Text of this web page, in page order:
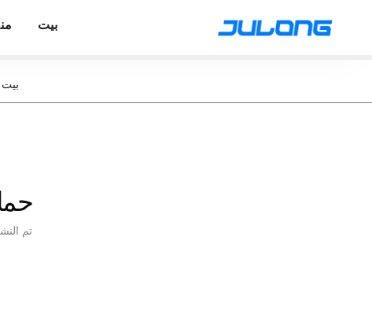
بيت
بيت
حماية
تم